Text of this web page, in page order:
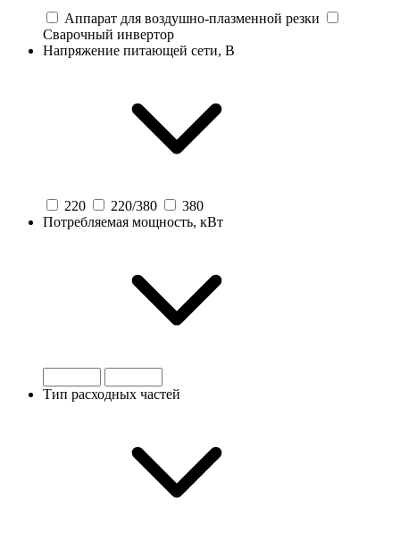
Аппарат для воздушно-плазменной резки
Сварочный инвертор
Напряжение питающей сети, В
220 220/380
380
Потребляемая мощность, кВт
Тип расходных частей